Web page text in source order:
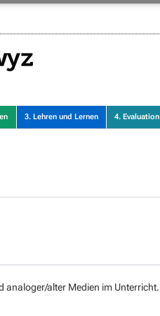
3. Lehren und Lernen 4. Evaluation
analoger/alter Medien im Unterricht.